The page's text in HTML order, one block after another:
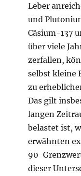
Leber
und
Cäsium-137
über viele
zerfallen,
selbst kleine
zu
Das gilt
langen
belastet ist,
erwähnten
90-
dieser